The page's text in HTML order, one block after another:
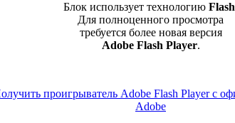
Блок использует технологию Flash
Для полноценного просмотра
требуется более новая версия
Adobe Flash Player.